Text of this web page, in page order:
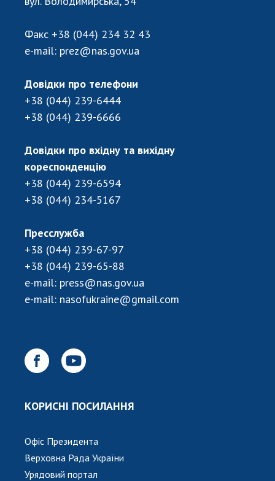
Факс +38 (044) 234 32 43
e-mail: prez@nas.gov.ua
Довідки про телефони
+38 (044) 239-6444
+38 (044) 239-6666
Довідки про вхідну та вихідну
кореспонденцію
+38 (044) 239-6594
+38 (044) 234-5167
Пресслужба
+38 (044) 239-67-97
+38 (044) 239-65-88
e-mail: press@nas.gov.ua
e-mail: nasofukraine@gmail.com
КОРИСНІ ПОСИЛАННЯ
Офіс Президента
Верховна Рада України
Урядовий портал